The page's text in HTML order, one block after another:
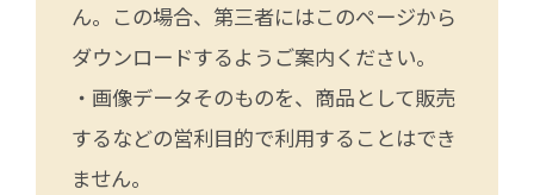
ん。この場合、第三者にはこのページから
ダウンロードするようご案内ください。
・画像データそのものを、商品として販売
するなどの営利目的で利用することはでき
ません。